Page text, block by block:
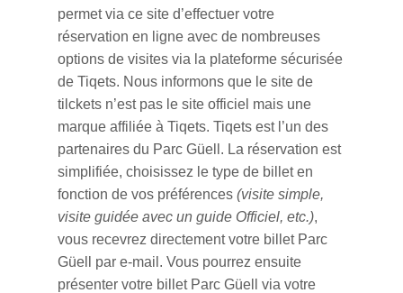
permet via ce site d’effectuer votre
réservation en ligne avec de nombreuses
options de visites via la plateforme sécurisée
de Tiqets. Nous informons que le site de
tilckets n’est pas le site officiel mais une
marque affiliée à Tiqets. Tiqets est l’un des
partenaires du Parc Güell. La réservation est
simplifiée, choisissez le type de billet en
fonction de vos préférences (visite simple,
visite guidée avec un guide Officiel, etc.),
vous recevrez directement votre billet Parc
Güell par e-mail. Vous pourrez ensuite
présenter votre billet Parc Güell via votre